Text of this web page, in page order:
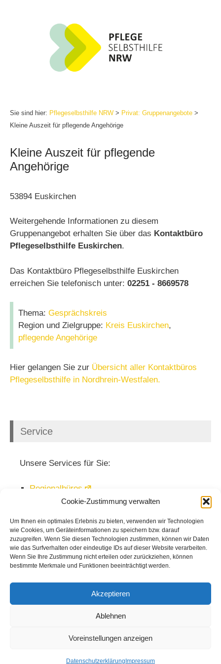
Cookie-Zustimmung verwalten
Um Ihnen ein optimales Erlebnis zu bieten, verwenden wir Technologien
wie Cookies, um Geräteinformationen zu speichern bzw. darauf
zuzugreifen. Wenn Sie diesen Technologien zustimmen, können wir Daten
wie das Surfverhalten oder eindeutige IDs auf dieser Website verarbeiten.
Wenn Sie Ihre Zustimmung nicht erteilen oder zurückziehen, können
bestimmte Merkmale und Funktionen beeinträchtigt werden.
Akzeptieren
Ablehnen
Voreinstellungen anzeigen
Datenschutzerklärung Impressum
Sie sind hier: Pflegeselbsthilfe NRW > Privat: Gruppenangebote >
Kleine Auszeit für pflegende Angehörige
Kleine Auszeit für pflegende
Angehörige
53894 Euskirchen
Weitergehende Informationen zu diesem
Gruppenangebot erhalten Sie über das Kontaktbüro
Pflegeselbsthilfe Euskirchen.
Das Kontaktbüro Pflegeselbsthilfe Euskirchen
erreichen Sie telefonisch unter: 02251 - 8669578
Thema: Gesprächskreis
Region und Zielgruppe: Kreis Euskirchen,
pflegende Angehörige
Hier gelangen Sie zur Übersicht aller Kontaktbüros
Pflegeselbsthilfe in Nordhrein-Westfalen.
Service
Unsere Services für Sie:
Regionalbüros
Veranstaltungen
Mediathek
Newsletter
|Datenschutz